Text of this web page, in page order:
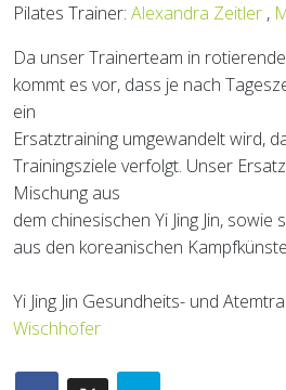
Pilates Trainer: Alexandra Zeitler ,
Da unser Trainerteam in
kommt es vor, dass je nach
ein
Ersatztraining umgewandelt wird,
Trainingsziele verfolgt. Unser
Mischung aus
dem chinesischen Yi Jing Jin,
aus den koreanischen
Yi Jing Jin Gesundheits- und
Wischhöfer